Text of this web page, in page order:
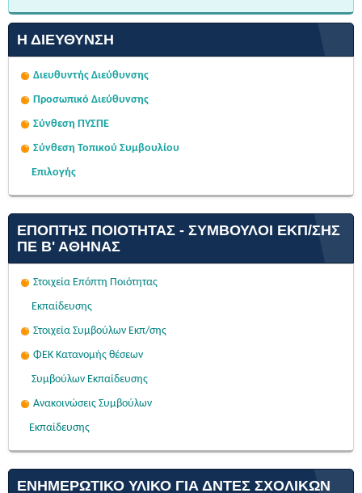
Η ΔΙΕΎΘΥΝΣΗ
Διευθυντής Διεύθυνσης
Προσωπικό Διεύθυνσης
Σύνθεση ΠΥΣΠΕ
Σύνθεση Τοπικού Συμβουλίου
Επιλογής
ΕΠΌΠΤΗΣ ΠΟΙΌΤΗΤΑΣ - ΣΎΜΒΟΥΛΟΙ ΕΚΠ/ΣΗΣ
ΠΕ Β' ΑΘΉΝΑΣ
Στοιχεία Επόπτη Ποιότητας
Εκπαίδευσης
Στοιχεία Συμβούλων Εκπ/σης
ΦΕΚ Κατανομής θέσεων
Συμβούλων Εκπαίδευσης
Ανακοινώσεις Συμβούλων
Εκπαίδευσης
ΕΝΗΜΕΡΩΤΙΚΟ ΥΛΙΚΟ ΓΙΑ ΔΝΤΕΣ ΣΧΟΛΙΚΩΝ